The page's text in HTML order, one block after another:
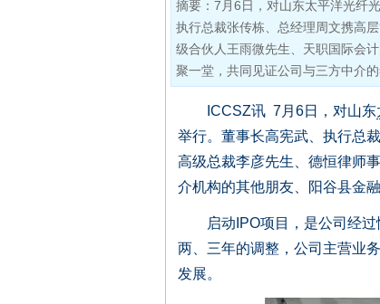
摘要：7月6日，对山东太平洋光纤
执行总裁张传栋、总经理周文携高
级合伙人王雨微先生、天职国际会
聚一堂，共同见证公司与三方中介的
ICCSZ讯 7月6日，对山东
举行。董事长高宪武、执行总
高级总裁李彦先生、德恒律师
介机构的其他朋友、阳谷县金
启动IPO项目，是公司经过
两、三年的调整，公司主营业
发展。